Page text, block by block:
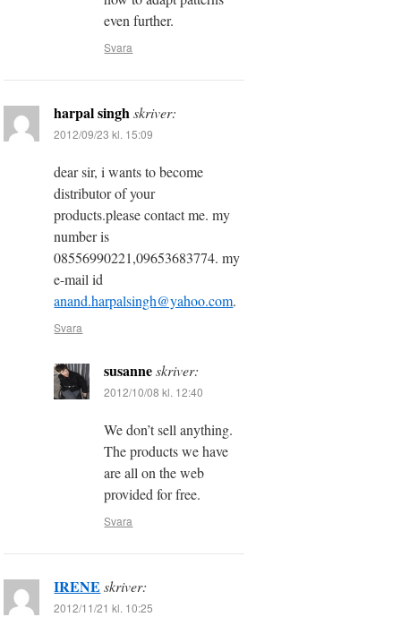
even further.
Svara
harpal singh skriver:
2012/09/23 kl. 15:09
dear sir, i wants to become
distributor of your
products.please contact me. my
number is
08556990221,09653683774. my
e-mail id
anand.harpalsingh@yahoo.com.
Svara
susanne skriver:
2012/10/08 kl. 12:40
We don’t sell anything.
The products we have
are all on the web
provided for free.
Svara
IRENE skriver:
2012/11/21 kl. 10:25